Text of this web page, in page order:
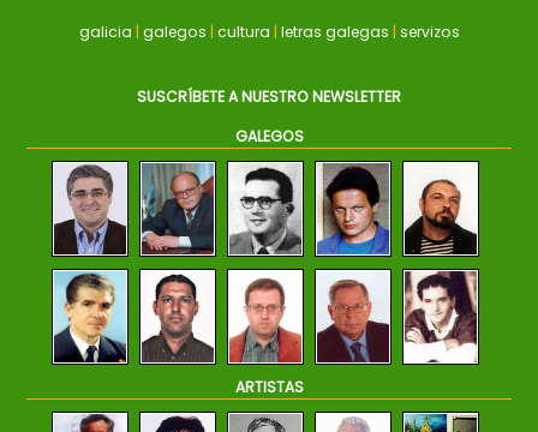
galicia | galegos | cultura | letras galegas | servizos
SUSCRÍBETE A NUESTRO NEWSLETTER
GALEGOS
ARTISTAS